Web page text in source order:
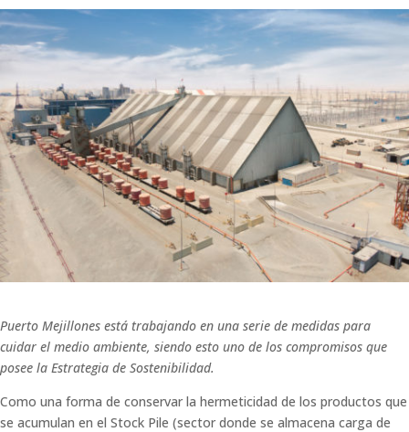
Puerto Mejillones está trabajando en una serie de medidas para
cuidar el medio ambiente, siendo esto uno de los compromisos que
posee la Estrategia de Sostenibilidad.
Como una forma de conservar la hermeticidad de los productos que
se acumulan en el Stock Pile (sector donde se almacena carga de